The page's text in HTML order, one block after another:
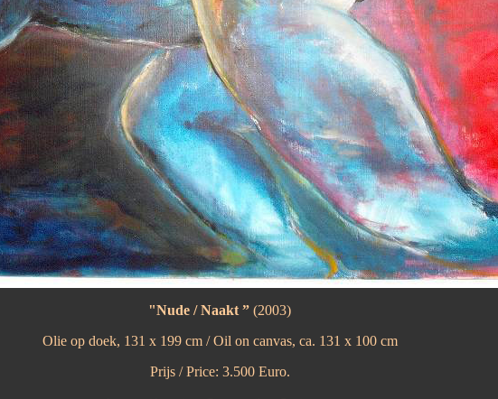
"Nude / Naakt ” (2003)
Olie op doek, 131 x 199 cm / Oil on canvas, ca. 131 x 100 cm
Prijs / Price: 3.500 Euro.